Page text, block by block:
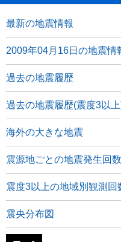
最新の地震情報
2009年04月16日の地震情
過去の地震履歴
過去の地震履歴(震度3以
海外の大きな地震
震源地ごとの地震発生回数
震度3以上の地域別観測回
震央分布図